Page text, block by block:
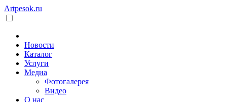
Artpesok.ru
Новости
Каталог
Услуги
Медиа
Фотогалерея
Видео
О нас